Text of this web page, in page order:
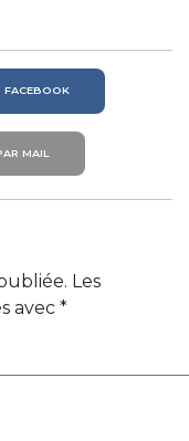
FACEBOOK
MAIL
Les
avec *